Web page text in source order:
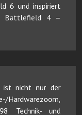
6 und inspiriert
Battlefield 4 –
ist nicht nur der
Hardwarezoom,
Technik- und